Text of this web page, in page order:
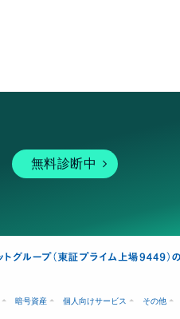
無料診断中
暗号資産 個人向けサービス その他